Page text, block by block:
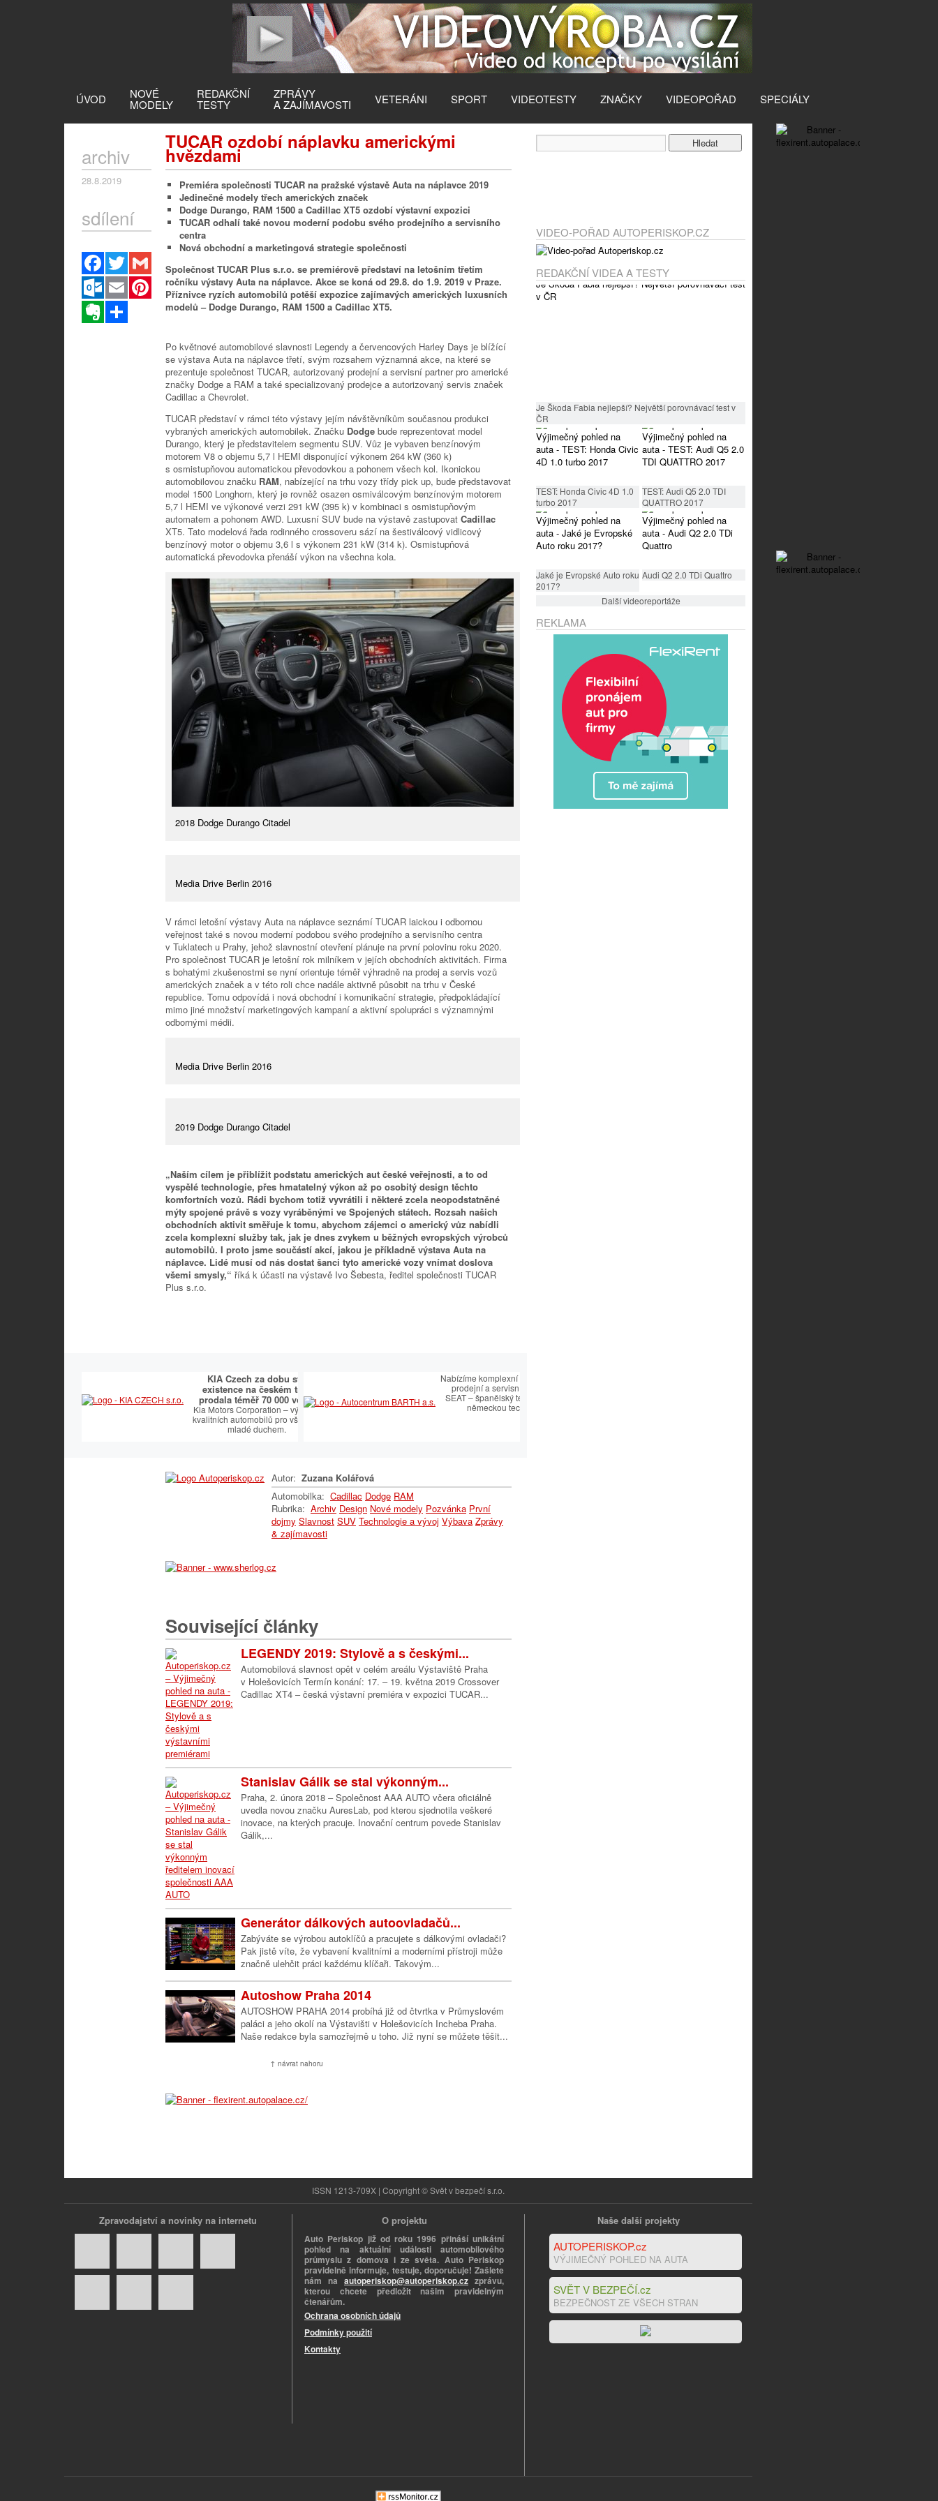
ÚVOD NOVÉ
MODELY
REDAKČNÍ
TESTY
ZPRÁVY
A ZAJÍMAVOSTI VETERÁNI SPORT VIDEOTESTY ZNAČKY VIDEOPOŘAD SPECIÁLY
TUCAR ozdobí náplavku americkými
hvězdami
archiv
28.8.2019
sdílení
Facebook
Twitter
Outlook.com
Email
Pinterest
Evernote
Premiéra společnosti TUCAR na pražské výstavě Auta na náplavce 2019
Jedinečné modely třech amerických značek
Dodge Durango, RAM 1500 a Cadillac XT5 ozdobí výstavní expozici
TUCAR odhalí také novou moderní podobu svého prodejního a servisního
centra
Nová obchodní a marketingová strategie společnosti
Společnost TUCAR Plus s.r.o. se premiérově představí na letošním třetím
ročníku výstavy Auta na náplavce. Akce se koná od 29.8. do 1.9. 2019 v Praze.
Příznivce ryzích automobilů potěší expozice zajímavých amerických luxusních
modelů – Dodge Durango, RAM 1500 a Cadillac XT5.
Po květnové automobilové slavnosti Legendy a červencových Harley Days je blížící
se výstava Auta na náplavce třetí, svým rozsahem významná akce, na které se
prezentuje společnost TUCAR, autorizovaný prodejní a servisní partner pro americké
značky Dodge a RAM a také specializovaný prodejce a autorizovaný servis značek
Cadillac a Chevrolet.
TUCAR představí v rámci této výstavy jejím návštěvníkům současnou produkci
vybraných amerických automobilek. Značku Dodge bude reprezentovat model
Durango, který je představitelem segmentu SUV. Vůz je vybaven benzínovým
motorem V8 o objemu 5,7 l HEMI disponující výkonem 264 kW (360 k)
s osmistupňovou automatickou převodovkou a pohonem všech kol. Ikonickou
automobilovou značku RAM, nabízející na trhu vozy třídy pick up, bude představovat
model 1500 Longhorn, který je rovněž osazen osmiválcovým benzínovým motorem
5,7 l HEMI ve výkonové verzi 291 kW (395 k) v kombinaci s osmistupňovým
automatem a pohonem AWD. Luxusní SUV bude na výstavě zastupovat Cadillac
XT5. Tato modelová řada rodinného crossoveru sází na šestiválcový vidlicový
benzínový motor o objemu 3,6 l s výkonem 231 kW (314 k). Osmistupňová
automatická převodovka přenáší výkon na všechna kola.
2018 Dodge Durango Citadel
Media Drive Berlin 2016
V rámci letošní výstavy Auta na náplavce seznámí TUCAR laickou i odbornou
veřejnost také s novou moderní podobou svého prodejního a servisního centra
v Tuklatech u Prahy, jehož slavnostní otevření plánuje na první polovinu roku 2020.
Pro společnost TUCAR je letošní rok milníkem v jejích obchodních aktivitách. Firma
s bohatými zkušenostmi se nyní orientuje téměř výhradně na prodej a servis vozů
amerických značek a v této roli chce nadále aktivně působit na trhu v České
republice. Tomu odpovídá i nová obchodní i komunikační strategie, předpokládající
mimo jiné množství marketingových kampaní a aktivní spolupráci s významnými
odbornými médii.
Media Drive Berlin 2016
2019 Dodge Durango Citadel
„Naším cílem je přiblížit podstatu amerických aut české veřejnosti, a to od
vyspělé technologie, přes hmatatelný výkon až po osobitý design těchto
komfortních vozů. Rádi bychom totiž vyvrátili i některé zcela neopodstatněné
mýty spojené právě s vozy vyráběnými ve Spojených státech. Rozsah našich
obchodních aktivit směřuje k tomu, abychom zájemci o americký vůz nabídli
zcela komplexní služby tak, jak je dnes zvykem u běžných evropských výrobců
automobilů. I proto jsme součástí akcí, jakou je příkladně výstava Auta na
náplavce. Lidé musí od nás dostat šanci tyto americké vozy vnímat doslova
všemi smysly,“ říká k účasti na výstavě Ivo Šebesta, ředitel společnosti TUCAR
Plus s.r.o.
KIA Czech za dobu své
existence na českém trhu
prodala téměř 70 000 vozů.
Kia Motors Corporation – výrobce
kvalitních automobilů pro všechny
mladé duchem.
Nabízíme komplexní služby v oblasti
prodejní a servisní péče SEAT.
SEAT – španělský temperament s
německou technologií
Autor: Zuzana Kolářová
Automobilka: Cadillac Dodge RAM
Rubrika: Archiv Design Nové modely Pozvánka První
dojmy Slavnost SUV Technologie a vývoj Výbava Zprávy
& zajímavosti
Související články
LEGENDY 2019: Stylově a s českými...
Automobilová slavnost opět v celém areálu Výstaviště Praha
v Holešovicích Termín konání: 17. – 19. května 2019 Crossover
Cadillac XT4 – česká výstavní premiéra v expozici TUCAR...
Stanislav Gálik se stal výkonným...
Praha, 2. února 2018 – Společnost AAA AUTO včera oficiálně
uvedla novou značku AuresLab, pod kterou sjednotila veškeré
inovace, na kterých pracuje. Inovační centrum povede Stanislav
Gálik,...
Generátor dálkových autoovladačů...
Zabýváte se výrobou autoklíčů a pracujete s dálkovými ovladači?
Pak jistě víte, že vybavení kvalitními a moderními přístroji může
značně ulehčit práci každému klíčaři. Takovým...
Autoshow Praha 2014
AUTOSHOW PRAHA 2014 probíhá již od čtvrtka v Průmyslovém
paláci a jeho okolí na Výstavišti v Holešovicích Incheba Praha.
Naše redakce byla samozřejmě u toho. Již nyní se můžete těšit...
↑ návrat nahoru
VIDEO-POŘAD AUTOPERISKOP.CZ
REDAKČNÍ VIDEA A TESTY
Je Škoda Fabia nejlepší? Největší porovnávací test v
ČR
TEST: Honda Civic 4D 1.0
turbo 2017
TEST: Audi Q5 2.0 TDI
QUATTRO 2017
Jaké je Evropské Auto roku
2017?
Audi Q2 2.0 TDi Quattro
Další videoreportáže
REKLAMA
ISSN 1213-709X | Copyright © Svět v bezpečí s.r.o.
Zpravodajství a novinky na internetu Naše další projekty
AUTOPERISKOP.cz
VÝJIMEČNÝ POHLED NA AUTA
SVĚT V BEZPEČÍ.cz
BEZPEČNOST ZE VŠECH STRAN
O projektu
Auto Periskop již od roku 1996 přináší unikátní
pohled na aktuální události automobilového
průmyslu z domova i ze světa. Auto Periskop
pravidelně informuje, testuje, doporučuje! Zašlete
nám na autoperiskop@autoperiskop.cz zprávu,
kterou chcete předložit našim pravidelným
čtenářům.
Ochrana osobních údajů
Podmínky použití
Kontakty